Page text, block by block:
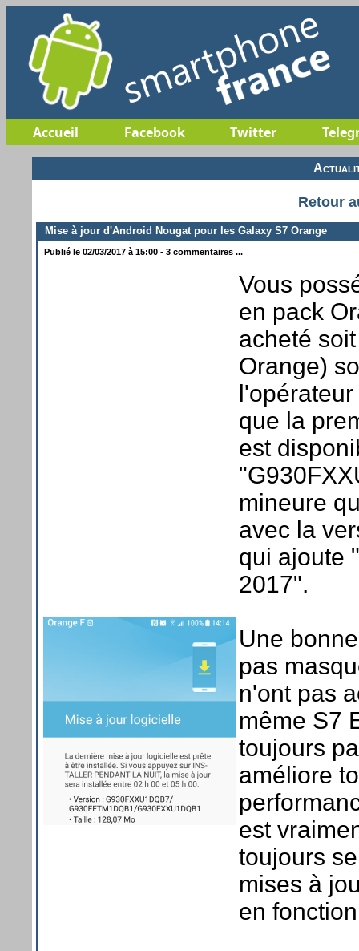
Accueil Facebook Twitter
Retour
Mise à jour d'Android Nougat pour les Galaxy S7 Orange
Publié le 02/03/2017 à 15:00 - 3 commentaires ...
Vous
en pack
acheté
Orange)
que la
est
mineure
avec la
qui ajoute
2017".
Une
pas
n'ont pas
même S7
toujours
améliore
est
toujours
mises à
en